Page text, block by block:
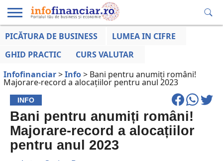
EDUCAȚIE
LA ZI
AFACERILOR
PICĂTURA DE BUSINESS
LUMEA IN CIFRE
GHID PRACTIC
CURS VALUTAR
Infofinanciar>Info> Bani pentru anumiți români!
Majorare-record a alocațiilor pentru anul 2023
INFO
Bani pentru anumiți români!
Majorare-record a alocațiilor
pentru anul 2023